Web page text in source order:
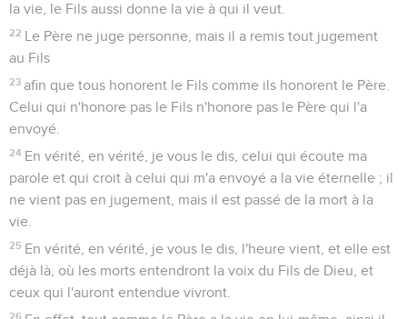
la vie, le Fils aussi donne la vie à qui il veut.
22 Le Père ne juge personne, mais il a remis tout jugement
au Fils
23 afin que tous honorent le Fils comme ils honorent le Père.
Celui qui n'honore pas le Fils n'honore pas le Père qui l'a
envoyé.
24 En vérité, en vérité, je vous le dis, celui qui écoute ma
parole et qui croit à celui qui m'a envoyé a la vie éternelle ; il
ne vient pas en jugement, mais il est passé de la mort à la
vie.
25 En vérité, en vérité, je vous le dis, l'heure vient, et elle est
déjà là, où les morts entendront la voix du Fils de Dieu, et
ceux qui l'auront entendue vivront.
26